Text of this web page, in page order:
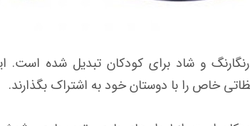
و شاد برای کودکان تبدیل شده است.
خاص را با دوستان خود به اشتراک بگذارند.